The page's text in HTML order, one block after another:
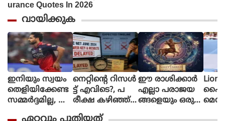
വായിക്കുക
ഇനിയും സ്വയം
തെളിയിക്കേണ്ട
സമ്മർദ്ദമില്ല, അ
നെറ്റിൻ്റെ റിസൾ
ട്ട് എവിടെ?, പ
രീക്ഷ കഴിഞ്ഞ്
ഒരു മാസ
ഈ രാശിക്കാര്‍
എല്ലാ പരാജയ
ങ്ങളെയും ഒരു